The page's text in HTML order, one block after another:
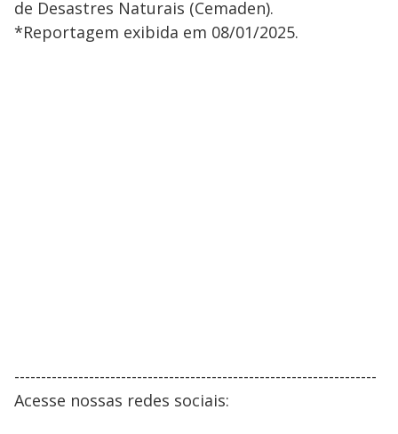
de Desastres Naturais (Cemaden).
*Reportagem exibida em 08/01/2025.
--------------------------------------------------------------------
Acesse nossas redes sociais: